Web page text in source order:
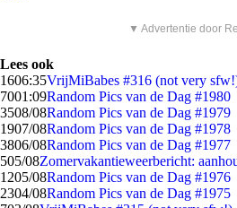
▼ Advertentie door
Lees ook
1606:35VrijMiBabes #316 (not very
7001:09Random Pics van de Dag #1980
3508/08Random Pics van de Dag #1979
1907/08Random Pics van de Dag #1978
3806/08Random Pics van de Dag #1977
505/08Zomervakantieweerbericht:
1205/08Random Pics van de Dag #1976
2304/08Random Pics van de Dag #1975